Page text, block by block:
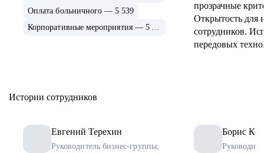
Оплата больничного — 5 539
Корпоративные мероприятия — 5 339
прозрачные
Открытость для
сотрудников.
передовых
Истории сотрудников
Евгений Терехин
Руководитель бизнес-группы,
Борис